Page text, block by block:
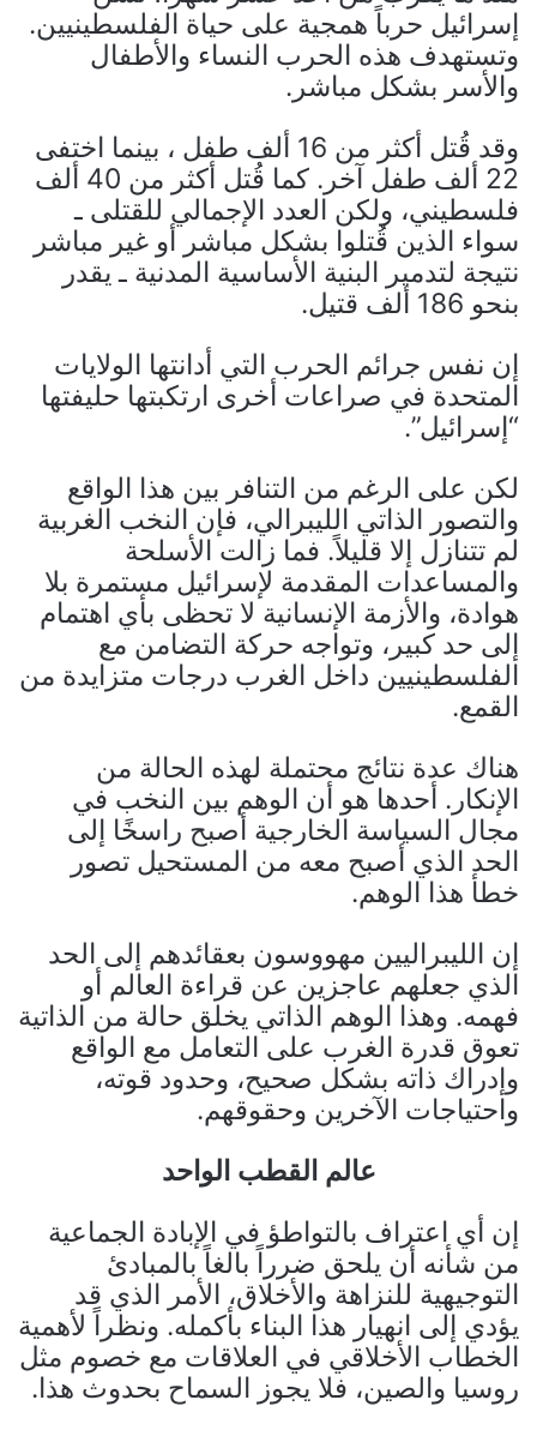
إسرائيل حرباً همجية على حياة الفلسطينيين.
وتستهدف هذه الحرب النساء والأطفال
والأسر بشكل مباشر.
وقد قُتل أكثر من 16 ألف طفل ، بينما اختفى
22 ألف طفل آخر. كما قُتل أكثر من 40 ألف
فلسطيني، ولكن العدد الإجمالي للقتلى ـ
سواء الذين قُتلوا بشكل مباشر أو غير مباشر
نتيجة لتدمير البنية الأساسية المدنية ـ يقدر
بنحو 186 ألف قتيل.
إن نفس جرائم الحرب التي أدانتها الولايات
المتحدة في صراعات أخرى ارتكبتها حليفتها
“إسرائيل”.
لكن على الرغم من التنافر بين هذا الواقع
والتصور الذاتي الليبرالي، فإن النخب الغربية
لم تتنازل إلا قليلاً. فما زالت الأسلحة
والمساعدات المقدمة لإسرائيل مستمرة بلا
هوادة، والأزمة الإنسانية لا تحظى بأي اهتمام
إلى حد كبير، وتواجه حركة التضامن مع
الفلسطينيين داخل الغرب درجات متزايدة من
القمع.
هناك عدة نتائج محتملة لهذه الحالة من
الإنكار. أحدها هو أن الوهم بين النخب في
مجال السياسة الخارجية أصبح راسخًا إلى
الحد الذي أصبح معه من المستحيل تصور
خطأ هذا الوهم.
إن الليبراليين مهووسون بعقائدهم إلى الحد
الذي جعلهم عاجزين عن قراءة العالم أو
فهمه. وهذا الوهم الذاتي يخلق حالة من الذاتية
تعوق قدرة الغرب على التعامل مع الواقع
وإدراك ذاته بشكل صحيح، وحدود قوته،
واحتياجات الآخرين وحقوقهم.
عالم القطب الواحد
إن أي اعتراف بالتواطؤ في الإبادة الجماعية
من شأنه أن يلحق ضرراً بالغاً بالمبادئ
التوجيهية للنزاهة والأخلاق، الأمر الذي قد
يؤدي إلى انهيار هذا البناء بأكمله. ونظراً لأهمية
الخطاب الأخلاقي في العلاقات مع خصوم مثل
روسيا والصين، فلا يجوز السماح بحدوث هذا.